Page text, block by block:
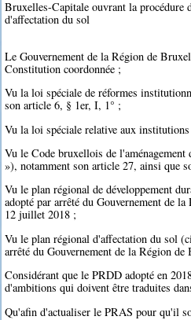
Bruxelles-Capitale ouvrant la procédure
d'affectation du sol
Le Gouvernement de la Région de
Constitution coordonnée ;
Vu la loi spéciale de réformes
son article 6, § 1er, I, 1° ;
Vu la loi spéciale relative aux
Vu le Code bruxellois de
»), notamment son article 27, ainsi que
Vu le plan régional de développement
adopté par arrêté du Gouvernement de
12 juillet 2018 ;
Vu le plan régional d'affectation du sol
arrêté du Gouvernement de la Région
Considérant que le PRDD adopté en
d'ambitions qui doivent être traduites
Qu'afin d'actualiser le PRAS pour qu'il